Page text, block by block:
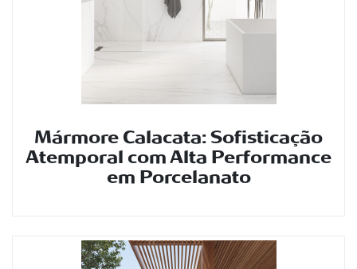
Mármore Calacata: Sofisticação
Atemporal com Alta Performance
em Porcelanato